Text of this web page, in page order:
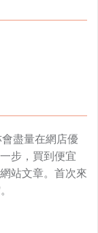
盡量在網店優
步，買到便宜
站文章。首次來